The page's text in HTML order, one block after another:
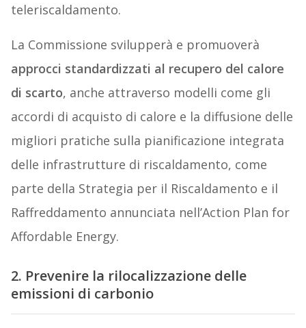
teleriscaldamento.
La Commissione svilupperà e promuoverà
approcci standardizzati al recupero del calore
di scarto, anche attraverso modelli come gli
accordi di acquisto di calore e la diffusione delle
migliori pratiche sulla pianificazione integrata
delle infrastrutture di riscaldamento, come
parte della Strategia per il Riscaldamento e il
Raffreddamento annunciata nell’Action Plan for
Affordable Energy.
2. Prevenire la rilocalizzazione delle
emissioni di carbonio